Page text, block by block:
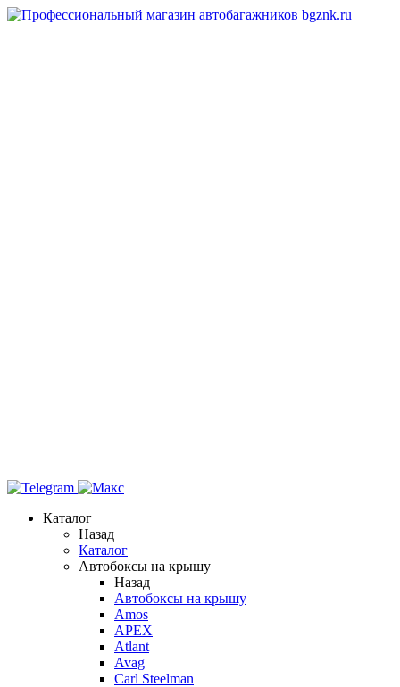
Каталог
Назад
Каталог
Автобоксы на крышу
Назад
Автобоксы на крышу
Amos
APEX
Atlant
Avag
Carl Steelman